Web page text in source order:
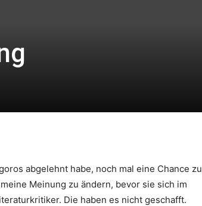
abgelehnt habe, noch mal eine Chance zu
Meinung zu ändern, bevor sie sich im
Die haben es nicht geschafft.